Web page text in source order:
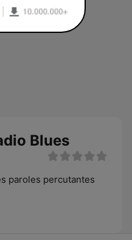
Blues
paroles percutantes